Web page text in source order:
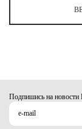
Подпишись на